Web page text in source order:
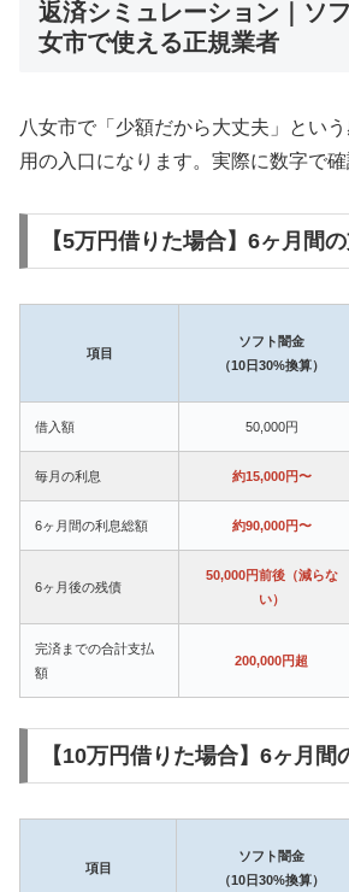
返済シミュレーション｜ソ
女市で使える正規業者
八女市で「少額だから大丈夫」とい
用の入口になります。実際に数字で確
【5万円借りた場合】6ヶ月間
項目
ソフト闇金
（10日30%換算）
借入額 50,000円
毎月の利息 約15,000円〜
6ヶ月間の利息総額 約90,000円〜
6ヶ月後の残債
50,000円前後（減らな
い）
完済までの合計支払
額
200,000円超
【10万円借りた場合】6ヶ月間
項目
ソフト闇金
（10日30%換算）